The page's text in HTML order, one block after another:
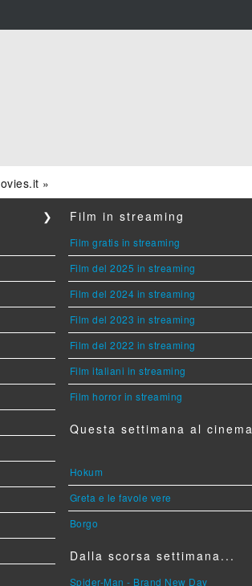
»
❯ Film in streaming
Film gratis in streaming
Film del 2025 in streaming
Film del 2024 in streaming
Film del 2023 in streaming
Film del 2022 in streaming
Film italiani in streaming
Film horror in streaming
Questa settimana al cinema
Hokum
Greta e le favole vere
Borgo
Dalla scorsa settimana...
Spider-Man - Brand New Day